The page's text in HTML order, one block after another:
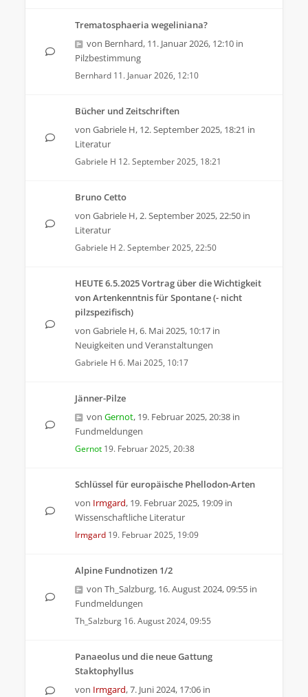
Trematosphaeria wegeliniana?
von Bernhard, 11. Januar 2026, 12:10 in
Pilzbestimmung
Bernhard 11. Januar 2026, 12:10
Bücher und Zeitschriften
von Gabriele H, 12. September 2025, 18:21 in
Literatur
Gabriele H 12. September 2025, 18:21
Bruno Cetto
von Gabriele H,2. September 2025, 22:50 in
Literatur
Gabriele H 2. September 2025, 22:50
HEUTE 6.5.2025 Vortrag über die Wichtigkeit
von Artenkenntnis für Spontane (- nicht
pilzspezifisch)
von Gabriele H,6. Mai 2025, 10:17 in
Neuigkeiten und Veranstaltungen
Gabriele H 6. Mai 2025, 10:17
Jänner-Pilze
von Gernot, 19. Februar 2025, 20:38 in
Fundmeldungen
Gernot 19. Februar 2025, 20:38
Schlüssel für europäische Phellodon-Arten
von Irmgard, 19. Februar 2025, 19:09 in
Wissenschaftliche Literatur
Irmgard 19. Februar 2025, 19:09
Alpine Fundnotizen 1/2
von Th_Salzburg, 16. August 2024, 09:55 in
Fundmeldungen
Th_Salzburg 16. August 2024, 09:55
Panaeolus und die neue Gattung
Staktophyllus
von Irmgard,7. Juni 2024, 17:06 in